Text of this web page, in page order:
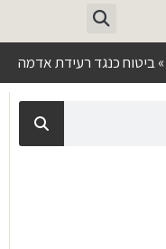
»ביטוח כנגד רעידת אדמה